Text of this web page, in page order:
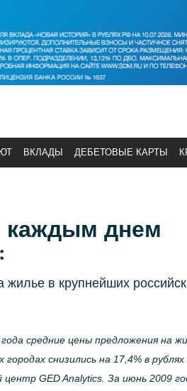
ВКЛАДЫ ДЕБЕТОВЫЕ КАРТЫ
каждым днем
в крупнейших
средние цены предложения на
городах снизились на 17,4% в
GED Analytics. За июнь 2009